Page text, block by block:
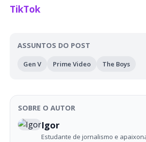
TikTok
ASSUNTOS DO POST
Gen V Prime Video The Boys
SOBRE O AUTOR
Igor
Estudante de jornalismo e